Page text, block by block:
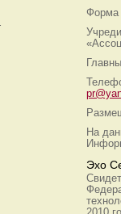
Форма
На
Эхо